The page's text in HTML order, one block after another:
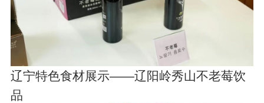
辽宁特色食材展示——辽阳岭秀山不老莓饮
品